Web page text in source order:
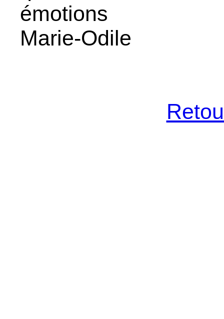
émotions
Marie-Odile